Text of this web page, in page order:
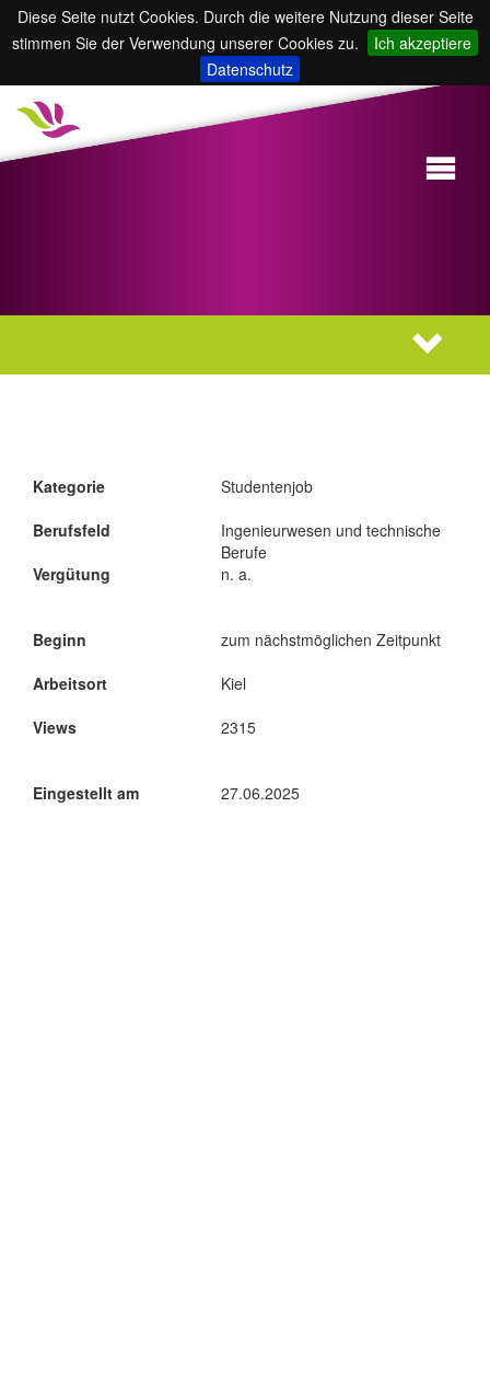
Diese Seite nutzt Cookies. Durch die weitere Nutzung dieser Seite
stimmen Sie der Verwendung unserer Cookies zu.
Ich akzeptiere
Datenschutz
Kategorie
Berufsfeld
Vergütung
Studentenjob
Ingenieurwesen und technische
Berufe
n. a.
Beginn
Arbeitsort
Views
zum nächstmöglichen Zeitpunkt
Kiel
2315
Eingestellt am 27.06.2025